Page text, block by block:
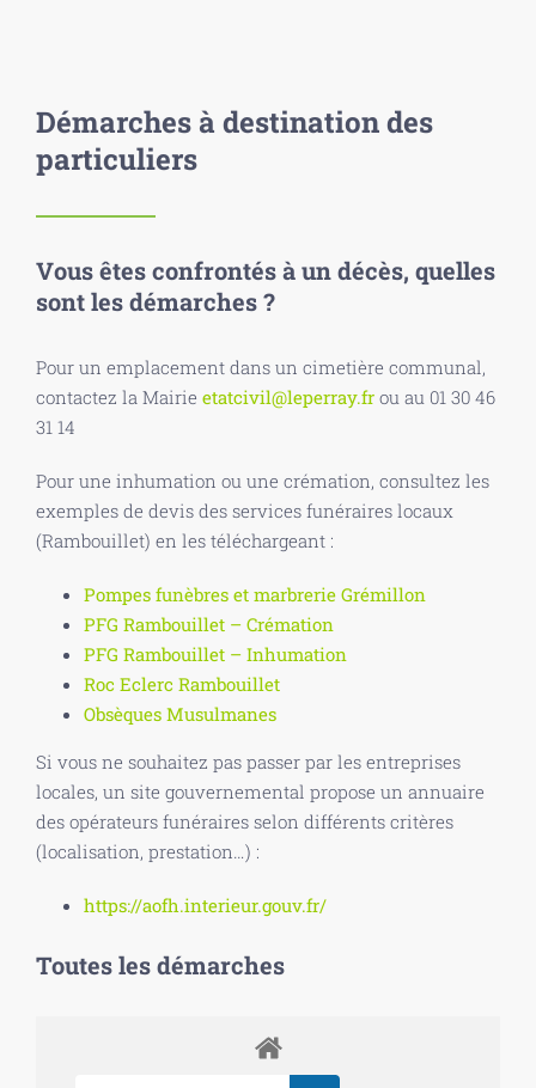
Démarches à destination des
particuliers
Vous êtes confrontés à un décès, quelles
sont les démarches ?
Pour un emplacement dans un cimetière communal,
contactez la Mairie etatcivil@leperray.fr ou au 01 30 46
31 14
Pour une inhumation ou une crémation, consultez les
exemples de devis des services funéraires locaux
(Rambouillet) en les téléchargeant :
Pompes funèbres et marbrerie Grémillon
PFG Rambouillet – Crémation
PFG Rambouillet – Inhumation
Roc Eclerc Rambouillet
Obsèques Musulmanes
Si vous ne souhaitez pas passer par les entreprises
locales, un site gouvernemental propose un annuaire
des opérateurs funéraires selon différents critères
(localisation, prestation…) :
https://aofh.interieur.gouv.fr/
Toutes les démarches